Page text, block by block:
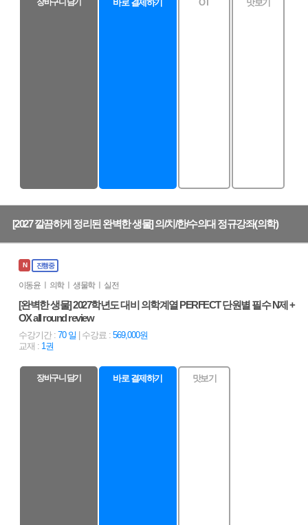
바로 결제하기 OT 맛보기
[2027 깔끔하게 정리된 완벽한 생물] 의/치/한/수의대 정규강좌(의학)
N 진행중
이동윤 ㅣ 의학 ㅣ 생물학 ㅣ 실전
[완벽한 생물] 2027학년도 대비 의학계열 PERFECT 단원별 필수 N제 +
OX all round review
수강기간 : 70 일 | 수강료 : 569,000원
교재 : 1권
장바구니 담기 바로 결제하기 맛보기